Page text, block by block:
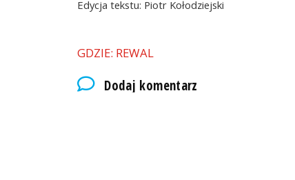
Edycja tekstu: Piotr Kołodziejski
GDZIE: REWAL
Dodaj komentarz